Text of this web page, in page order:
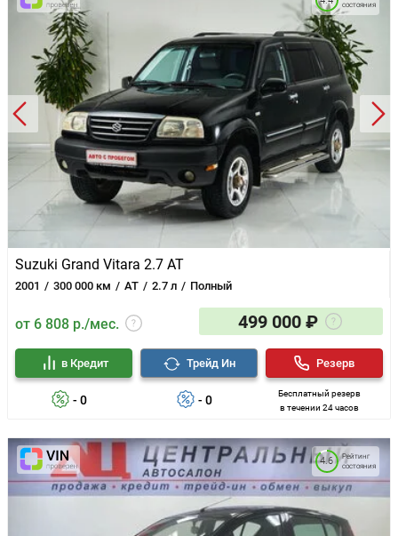
Suzuki Grand Vitara 2.7 AT
2001 300 000 км AT 2.7 л Полный
состояния
от 6 808 р./мес. 499 000 ₽
- 0
в Кредит
- 0
Трейд Ин
Бесплатный резерв
в течении 24 часов
Резерв
Рейтинг
состояния
4.6